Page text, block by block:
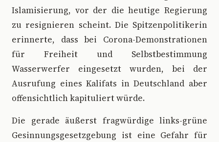
Islamisierung, vor der die heutige Regierung
zu resignieren scheint. Die Spitzenpolitikerin
erinnerte, dass bei Corona-Demonstrationen
für Freiheit und Selbstbestimmung
Wasserwerfer eingesetzt wurden, bei der
Ausrufung eines Kalifats in Deutschland aber
offensichtlich kapituliert würde.
Die gerade äußerst fragwürdige links-grüne
Gesinnungsgesetzgebung ist eine Gefahr für